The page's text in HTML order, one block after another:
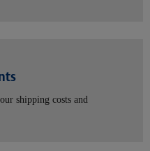
shipping costs and